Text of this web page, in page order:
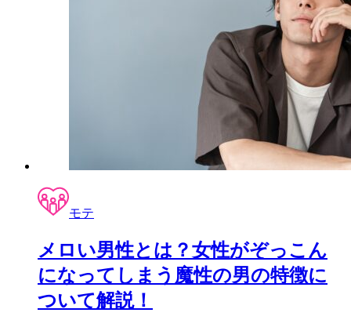
モテ
メロい男性とは？女性がぞっこん
になってしまう魔性の男の特徴に
ついて解説！